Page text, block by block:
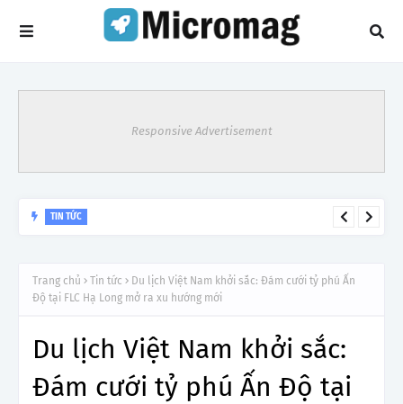
Responsive Advertisement
Trang chủ Tin tức
Du lịch Việt Nam khởi sắc: Đám cưới tỷ phú Ấn
Độ tại FLC Hạ Long mở ra xu hướng mới
Du lịch Việt Nam khởi sắc:
Đám cưới tỷ phú Ấn Độ tại